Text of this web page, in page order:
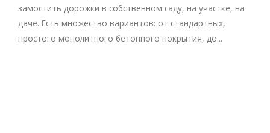
замостить дорожки в собственном саду, на участке, на
даче. Есть множество вариантов: от стандартных,
простого монолитного бетонного покрытия, до...